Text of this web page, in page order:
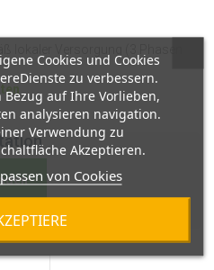
Cookies und Cookies
zu verbessern.
auf Ihre Vorlieben,
analysieren navigation.
Verwendung zu
Akzeptieren.
von Cookies